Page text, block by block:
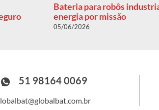
Bateria para robôs
energia por missão
05/06/2026
51 98164 0069